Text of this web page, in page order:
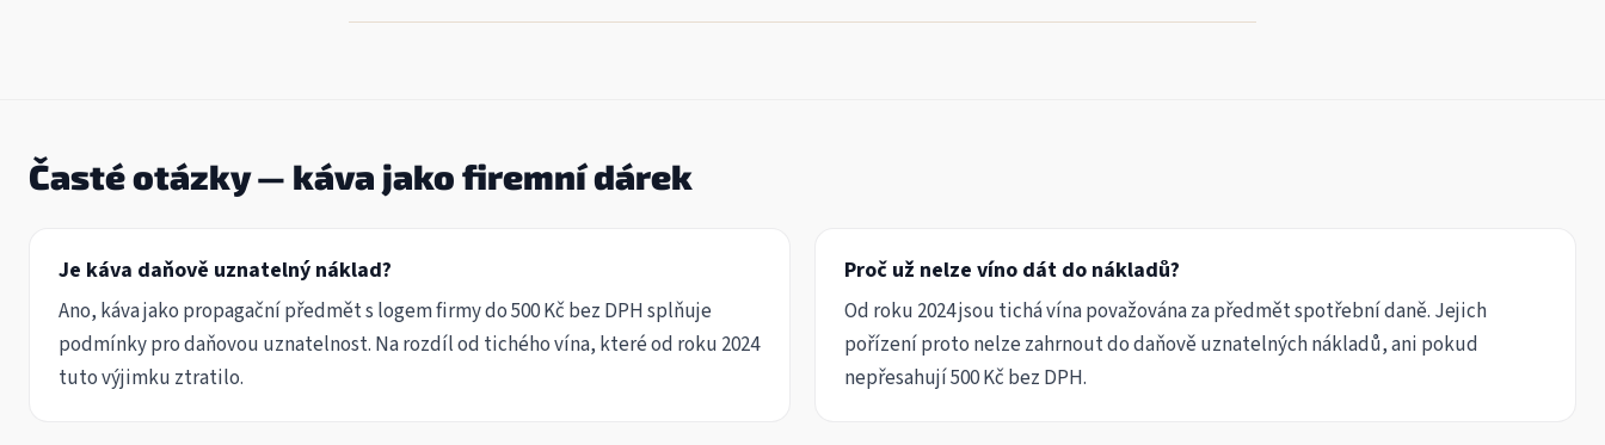
Časté otázky — káva jako firemní dárek
Je káva daňově uznatelný náklad?
Ano, káva jako propagační předmět s logem firmy do 500 Kč bez DPH splňuje
podmínky pro daňovou uznatelnost. Na rozdíl od tichého vína, které od roku 2024
tuto výjimku ztratilo.
Proč už nelze víno dát do nákladů?
Od roku 2024 jsou tichá vína považována za předmět spotřební daně. Jejich
pořízení proto nelze zahrnout do daňově uznatelných nákladů, ani pokud
nepřesahují 500 Kč bez DPH.